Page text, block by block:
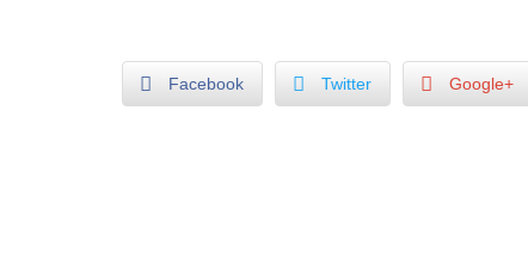
Facebook Twitter Google+